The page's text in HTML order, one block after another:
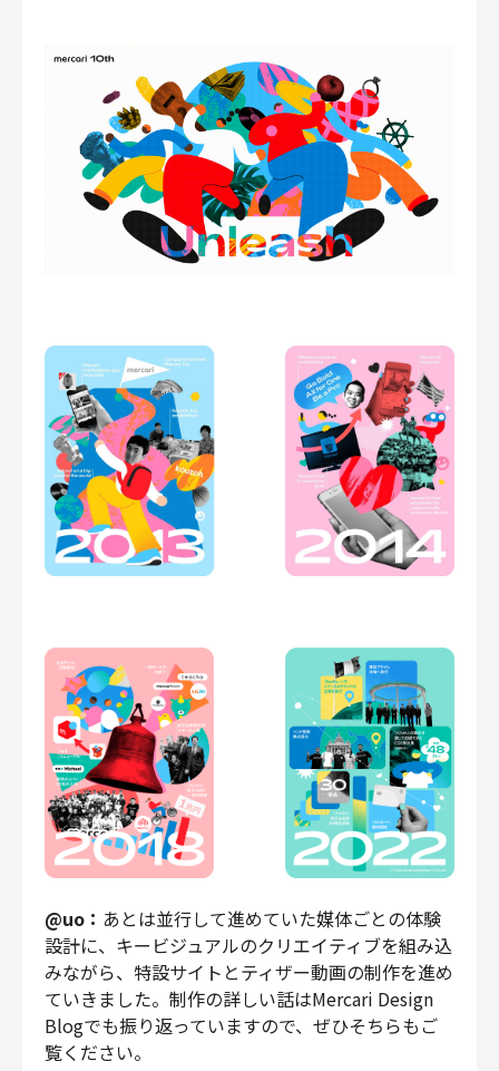
@uo： あとは並行して進めていた媒体ごとの体験
設計に、キービジュアルのクリエイティブを組み込
みながら、特設サイトとティザー動画の制作を進め
ていきました。制作の詳しい話はMercari Design
Blogでも振り返っていますので、ぜひそちらもご
覧ください。